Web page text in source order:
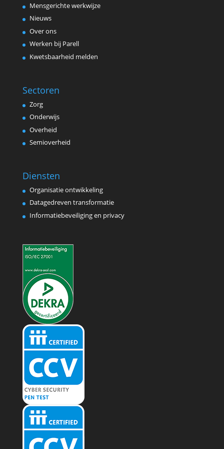
Mensgerichte werkwijze
Nieuws
Over ons
Werken bij Parell
Kwetsbaarheid melden
Sectoren
Zorg
Onderwijs
Overheid
Semioverheid
Diensten
Organisatie ontwikkeling
Datagedreven transformatie
Informatiebeveiliging en privacy